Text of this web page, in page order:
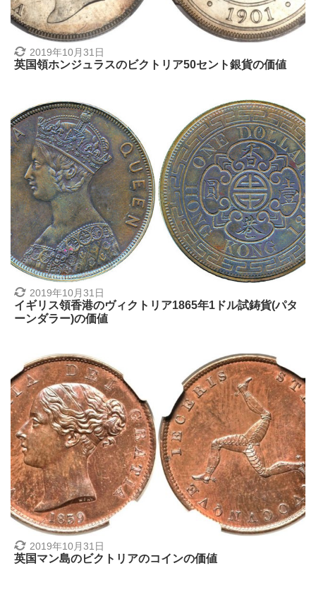
2019年10月31日
英国領ホンジュラスのビクトリア50セント銀貨の価値
2019年10月31日
イギリス領香港のヴィクトリア1865年1ドル試鋳貨(パタ
ーンダラー)の価値
2019年10月31日
英国マン島のビクトリアのコインの価値